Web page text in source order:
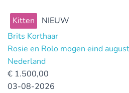
Kitten
NIEUW
Brits Korthaar
Rosie en Rolo mogen eind
Nederland
€ 1.500,00
03-08-2026